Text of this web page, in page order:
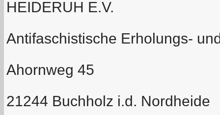
HEIDERUH E.V.
Antifaschistische Erholungs-
Ahornweg 45
21244 Buchholz i.d. Nordheide